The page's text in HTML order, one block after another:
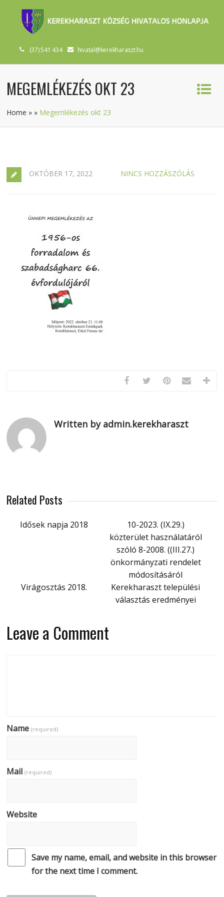
(37) 541 434 hivatal@kerekharaszt.hu
MEGEMLÉKEZÉS OKT 23
Home » » Megemlékezés okt 23
OKTÓBER 17, 2022 NINCS HOZZÁSZÓLÁS
Written by admin.kerekharaszt
Related Posts
Idősek napja 2018
10-2023. (IX.29.)
közterület használatáról
szóló 8-2008. ((III.27.)
önkormányzati rendelet
módosításáról
Virágosztás 2018.
Kerekharaszt települési
választás eredményei
Leave a Comment
Name(required)
Mail(required)
Website
Save my name, email, and website in this browser
for the next time I comment.